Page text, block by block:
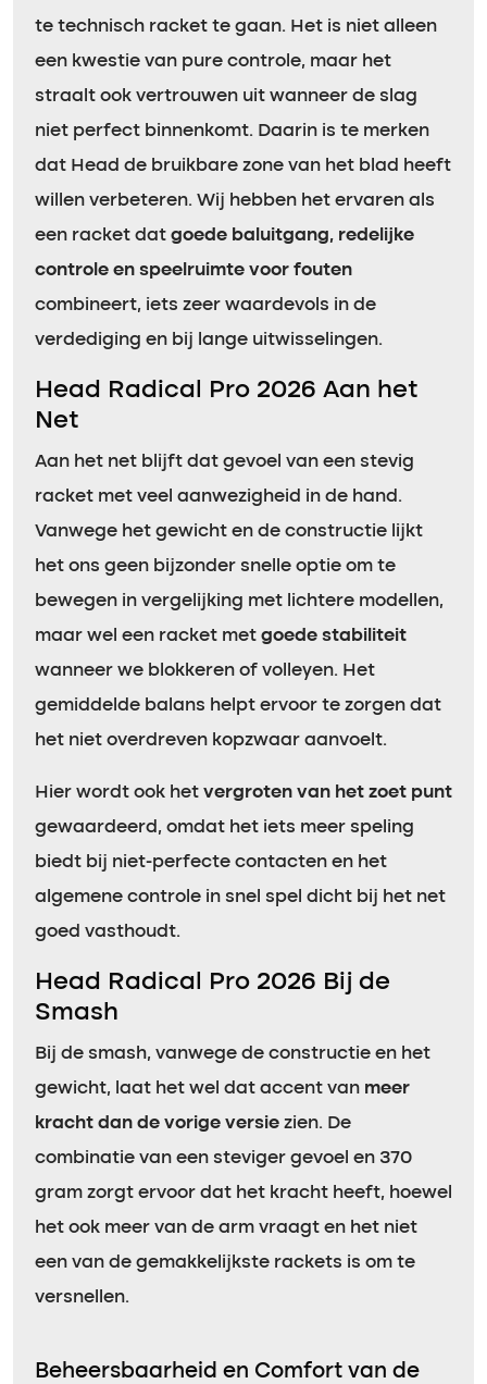
te technisch racket te gaan. Het is niet alleen
een kwestie van pure controle, maar het
straalt ook vertrouwen uit wanneer de slag
niet perfect binnenkomt. Daarin is te merken
dat Head de bruikbare zone van het blad heeft
willen verbeteren. Wij hebben het ervaren als
een racket dat goede baluitgang, redelijke
controle en speelruimte voor fouten
combineert, iets zeer waardevols in de
verdediging en bij lange uitwisselingen.
Head Radical Pro 2026 Aan het
Net
Aan het net blijft dat gevoel van een stevig
racket met veel aanwezigheid in de hand.
Vanwege het gewicht en de constructie lijkt
het ons geen bijzonder snelle optie om te
bewegen in vergelijking met lichtere modellen,
maar wel een racket met goede stabiliteit
wanneer we blokkeren of volleyen. Het
gemiddelde balans helpt ervoor te zorgen dat
het niet overdreven kopzwaar aanvoelt.
Hier wordt ook het vergroten van het zoet punt
gewaardeerd, omdat het iets meer speling
biedt bij niet-perfecte contacten en het
algemene controle in snel spel dicht bij het net
goed vasthoudt.
Head Radical Pro 2026 Bij de
Smash
Bij de smash, vanwege de constructie en het
gewicht, laat het wel dat accent van meer
kracht dan de vorige versie zien. De
combinatie van een steviger gevoel en 370
gram zorgt ervoor dat het kracht heeft, hoewel
het ook meer van de arm vraagt en het niet
een van de gemakkelijkste rackets is om te
versnellen.
Beheersbaarheid en Comfort van de